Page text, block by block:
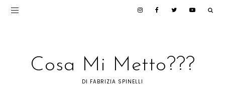
Cosa Mi Metto???
DI FABRIZIA SPINELLI